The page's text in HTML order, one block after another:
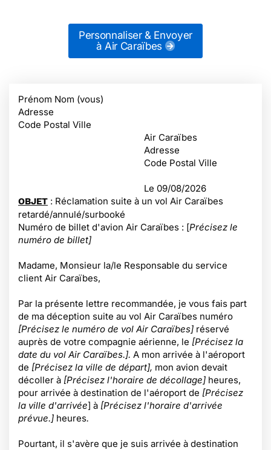
Personnaliser & Envoyer
à Air Caraïbes
Prénom Nom (vous)
Adresse
Code Postal Ville
Air Caraïbes
Adresse
Code Postal Ville
Le 09/08/2026
OBJET : Réclamation suite à un vol Air Caraïbes
retardé/annulé/surbooké
Numéro de billet d'avion Air Caraïbes : [Précisez le
numéro de billet]
Madame, Monsieur la/le Responsable du service
client Air Caraïbes,
Par la présente lettre recommandée, je vous fais part
de ma déception suite au vol Air Caraïbes numéro
[Précisez le numéro de vol Air Caraïbes] réservé
auprès de votre compagnie aérienne, le [Précisez la
date du vol Air Caraïbes.]. A mon arrivée à l'aéroport
de [Précisez la ville de départ], mon avion devait
décoller à [Précisez l'horaire de décollage] heures,
pour arrivée à destination de l'aéroport de [Précisez
la ville d'arrivée] à [Précisez l'horaire d'arrivée
prévue.] heures.
Pourtant, il s'avère que je suis arrivée à destination